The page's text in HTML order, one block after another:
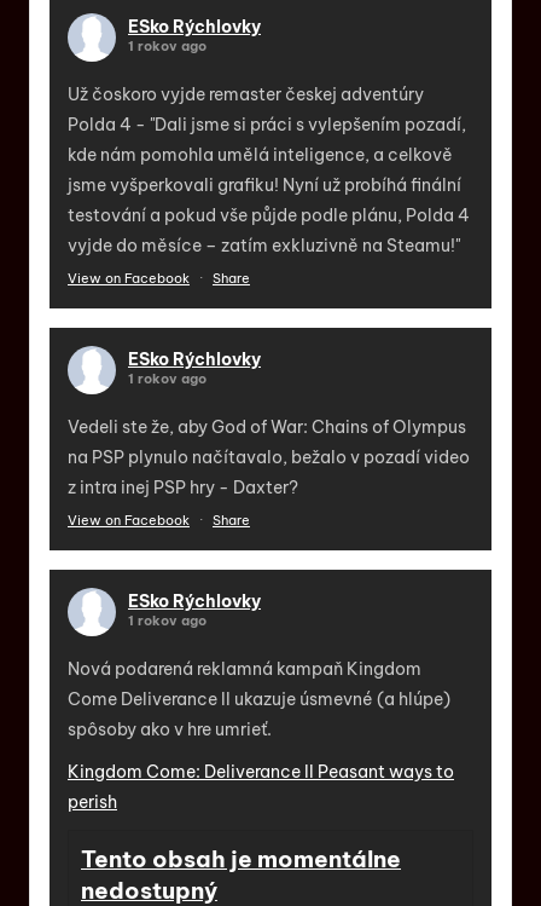
ESko Rýchlovky
1 rokov ago
Už čoskoro vyjde remaster českej adventúry
Polda 4 - "Dali jsme si práci s vylepšením pozadí,
kde nám pomohla umělá inteligence, a celkově
jsme vyšperkovali grafiku! Nyní už probíhá finální
testování a pokud vše půjde podle plánu, Polda 4
vyjde do měsíce – zatím exkluzivně na Steamu!"
View on Facebook · Share
ESko Rýchlovky
1 rokov ago
Vedeli ste že, aby God of War: Chains of Olympus
na PSP plynulo načítavalo, bežalo v pozadí video
z intra inej PSP hry - Daxter?
View on Facebook · Share
ESko Rýchlovky
1 rokov ago
Nová podarená reklamná kampaň Kingdom
Come Deliverance II ukazuje úsmevné (a hlúpe)
spôsoby ako v hre umrieť.
Kingdom Come: Deliverance II Peasant ways to
perish
Tento obsah je momentálne
nedostupný